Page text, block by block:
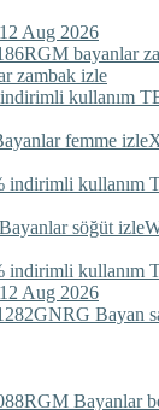
Aug 2026
zambak izle
kullanım
indirimli kullanım
indirimli kullanım
Aug 2026